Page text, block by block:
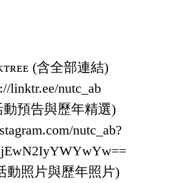
(含全部連結)
linktr.ee/nutc_ab
動預告與歷年精選)
nutc_ab?
動照片與歷年照片)